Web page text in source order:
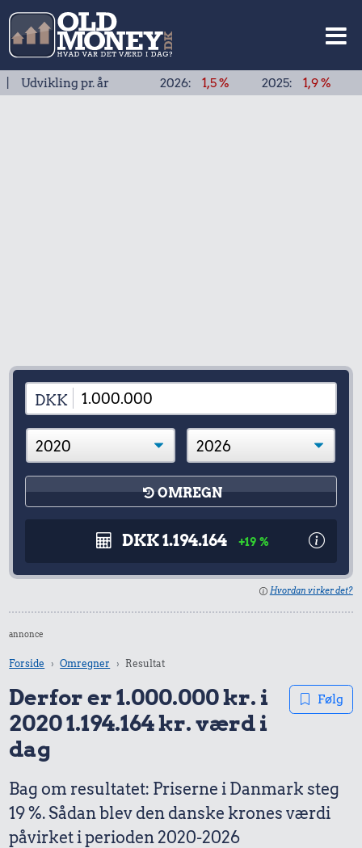
pr. år2026: 1,5 % 2025: 1,9 % 2024:
DKK
OMREGN
DKK 1.194.164 +19 %
Hvordan virker det?
annonce
Forside Omregner Resultat
Derfor er 1.000.000 kr. i
2020 1.194.164 kr. værd i
dag
Følg
Bag om resultatet: Priserne i Danmark steg
19 %. Sådan blev den danske krones værdi
påvirket i perioden 2020-2026